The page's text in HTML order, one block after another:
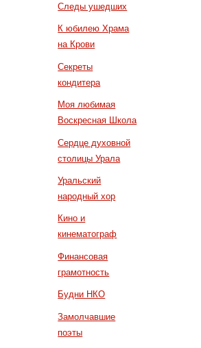
Следы ушедших
К юбилею Храма
на Крови
Секреты
кондитера
Моя любимая
Воскресная Школа
Сердце духовной
столицы Урала
Уральский
народный хор
Кино и
кинематограф
Финансовая
грамотность
Будни НКО
Замолчавшие
поэты